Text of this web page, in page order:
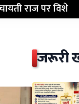
राज पर विशे
जरूरी